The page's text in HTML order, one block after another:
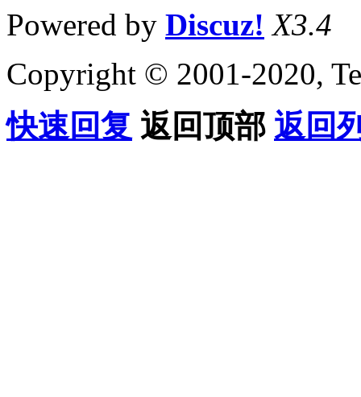
Powered by Discuz! X3.4
Copyright © 2001-2020,
快速回复 返回顶部 返回